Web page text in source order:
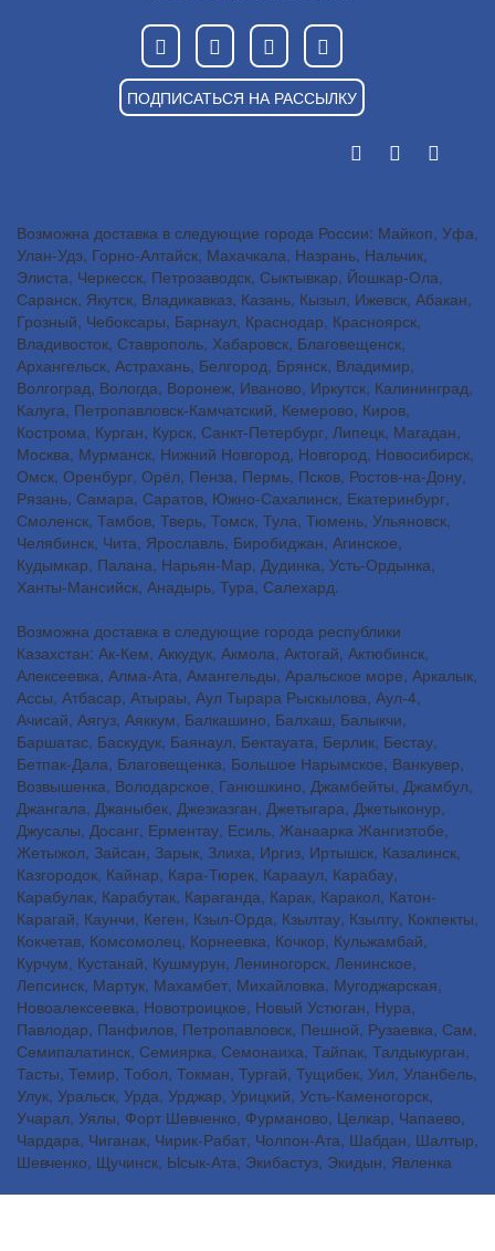
ПОДПИСАТЬСЯ НА РАССЫЛКУ
Возможна доставка в следующие города России: Майкоп, Уфа,
Улан-Удэ, Горно-Алтайск, Махачкала, Назрань, Нальчик,
Элиста, Черкесск, Петрозаводск, Сыктывкар, Йошкар-Ола,
Саранск, Якутск, Владикавказ, Казань, Кызыл, Ижевск, Абакан,
Грозный, Чебоксары, Барнаул, Краснодар, Красноярск,
Владивосток, Ставрополь, Хабаровск, Благовещенск,
Архангельск, Астрахань, Белгород, Брянск, Владимир,
Волгоград, Вологда, Воронеж, Иваново, Иркутск, Калининград,
Калуга, Петропавловск-Камчатский, Кемерово, Киров,
Кострома, Курган, Курск, Санкт-Петербург, Липецк, Магадан,
Москва, Мурманск, Нижний Новгород, Новгород, Новосибирск,
Омск, Оренбург, Орёл, Пенза, Пермь, Псков, Ростов-на-Дону,
Рязань, Самара, Саратов, Южно-Сахалинск, Екатеринбург,
Смоленск, Тамбов, Тверь, Томск, Тула, Тюмень, Ульяновск,
Челябинск, Чита, Ярославль, Биробиджан, Агинское,
Кудымкар, Палана, Нарьян-Мар, Дудинка, Усть-Ордынка,
Ханты-Мансийск, Анадырь, Тура, Салехард.
Возможна доставка в следующие города республики
Казахстан: Ак-Кем, Аккудук, Акмола, Актогай, Актюбинск,
Алексеевка, Алма-Ата, Амангельды, Аральское море, Аркалык,
Ассы, Атбасар, Атыраы, Аул Тырара Рыскылова, Аул-4,
Ачисай, Аягуз, Аяккум, Балкашино, Балхаш, Балыкчи,
Баршатас, Баскудук, Баянаул, Бектауата, Берлик, Бестау,
Бетпак-Дала, Благовещенка, Большое Нарымское, Ванкувер,
Возвышенка, Володарское, Ганюшкино, Джамбейты, Джамбул,
Джангала, Джаныбек, Джезказган, Джетыгара, Джетыконур,
Джусалы, Досанг, Ерментау, Есиль, Жанаарка Жангизтобе,
Жетыжол, Зайсан, Зарык, Злиха, Иргиз, Иртышск, Казалинск,
Казгородок, Кайнар, Кара-Тюрек, Карааул, Карабау,
Карабулак, Карабутак, Караганда, Карак, Каракол, Катон-
Карагай, Каунчи, Кеген, Кзыл-Орда, Кзылтау, Кзылту, Кокпекты,
Кокчетав, Комсомолец, Корнеевка, Кочкор, Кульжамбай,
Курчум, Кустанай, Кушмурун, Лениногорск, Ленинское,
Лепсинск, Мартук, Махамбет, Михайловка, Мугоджарская,
Новоалексеевка, Новотроицкое, Новый Устюган, Нура,
Павлодар, Панфилов, Петропавловск, Пешной, Рузаевка, Сам,
Семипалатинск, Семиярка, Семонаиха, Тайпак, Талдыкурган,
Тасты, Темир, Тобол, Токман, Тургай, Тущибек, Уил, Уланбель,
Улук, Уральск, Урда, Урджар, Урицкий, Усть-Каменогорск,
Учарал, Уялы, Форт Шевченко, Фурманово, Целкар, Чапаево,
Чардара, Чиганак, Чирик-Рабат, Чолпон-Ата, Шабдан, Шалтыр,
Шевченко, Щучинск, Ысык-Ата, Экибастуз, Экидын, Явленка